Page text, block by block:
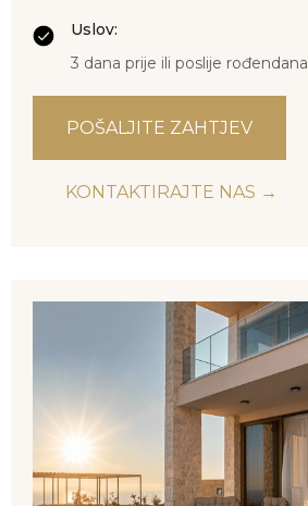
Uslov:
3 dana prije ili poslije rođendana
POŠALJITE ZAHTJEV
KONTAKTIRAJTE NAS →